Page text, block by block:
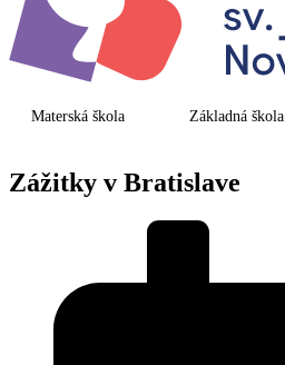
Materská škola Základná škola
Zážitky v Bratislave